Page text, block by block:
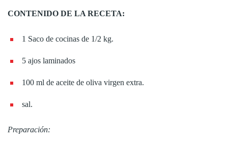
CONTENIDO DE LA RECETA:
1 Saco de cocinas de 1/2 kg.
5 ajos laminados
100 ml de aceite de oliva virgen extra.
sal.
Preparación: